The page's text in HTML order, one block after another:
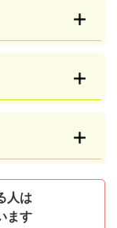
人は
ます